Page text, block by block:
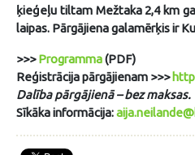
ķieģeļu tiltam Mežtaka 2,4 km
laipas. Pārgājiena galamērķis ir
>>>Programma(PDF)
Reģistrācija pārgājienam >>>
Dalība pārgājienā – bez maksas.
Sīkāka informācija: